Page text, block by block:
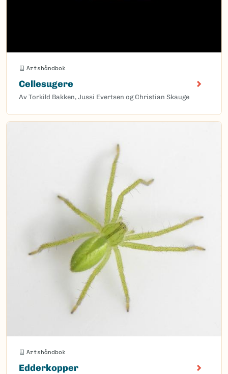
Artshåndbok
Cellesugere
Av Torkild Bakken, Jussi Evertsen og Christian Skauge
Artshåndbok
Edderkopper